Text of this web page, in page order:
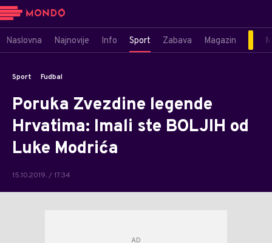
Naslovna Najnovije Info Sport Zabava Magazin
Sport Fudbal
Poruka Zvezdine legende
Hrvatima: Imali ste BOLJIH od
Luke Modrića
15.10.2019. / 17:34